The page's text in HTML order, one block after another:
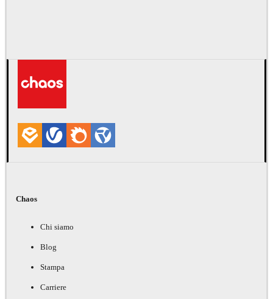
Chaos
Chi siamo
Blog
Stampa
Carriere